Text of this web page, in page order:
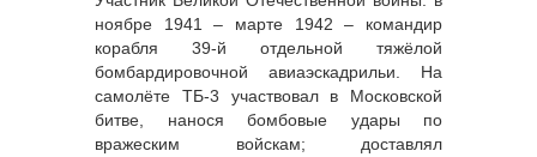
ноябре 1941 – марте 1942 – командир
корабля 39-й отдельной тяжёлой
бомбардировочной авиаэскадрильи. На
самолёте ТБ-3 участвовал в Московской
битве, нанося бомбовые удары по
вражеским войскам; доставлял